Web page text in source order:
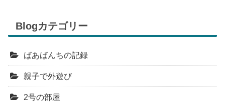
Blogカテゴリー
ばあばんちの記録
親子で外遊び
2号の部屋